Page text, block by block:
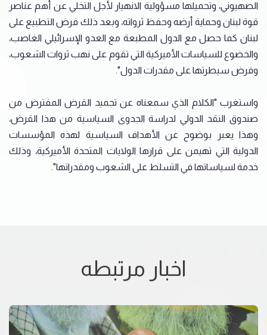
الصهيوني، وتحميلها مسؤولية الانهيار لأجل التخلي عن أهم عناصر
قوة لبنان وحماية أرضه وحفظ ثرواته، وبعد ذلك فرض التطبيع على
لبنان كما حصل مع الدول المطبعة مع العدو الإسرائيلي الغاصب،
والخضوع للسياسات الأميركية التي تقوم على نهب ثروات الشعوب،
وفرض سيطرتها على مقدرات الدول".
واستغرب "الكلام الذي سمعناه عن تجميد القرض المفترض من
صندوق النقد الدولي لدراسة الجدوى السياسية من هذا القرض،
وهذا يعبر بوضوح عن الأهداف السياسية لهذه المؤسسات
الدولية التي تهيمن على قرارها الولايات المتحدة الأميركية، وذلك
خدمة لسياساتها في التسلط على الشعوب ومقدراتها".
اخبار مرتبطه